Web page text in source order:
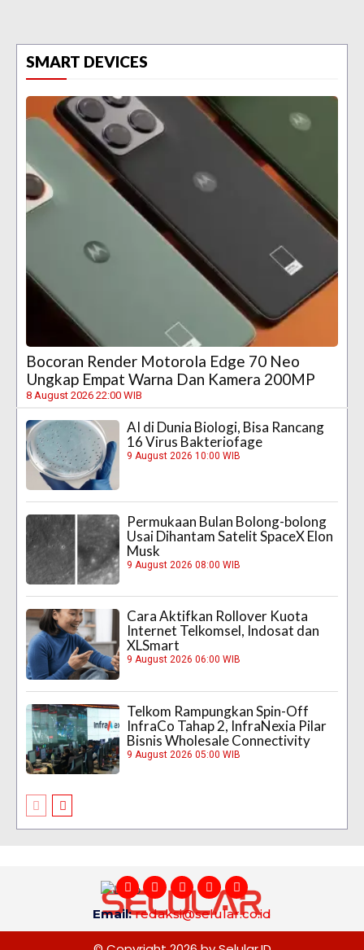
SMART DEVICES
Bocoran Render Motorola Edge 70 Neo
Ungkap Empat Warna Dan Kamera 200MP
8 August 2026 22:00 WIB
AI di Dunia Biologi, Bisa Rancang
16 Virus Bakteriofage
9 August 2026 10:00 WIB
Permukaan Bulan Bolong-bolong
Usai Dihantam Satelit SpaceX Elon
Musk
9 August 2026 08:00 WIB
Cara Aktifkan Rollover Kuota
Internet Telkomsel, Indosat dan
XLSmart
9 August 2026 06:00 WIB
Telkom Rampungkan Spin-Off
InfraCo Tahap 2, InfraNexia Pilar
Bisnis Wholesale Connectivity
9 August 2026 05:00 WIB
Email:redaksi@selular.co.id